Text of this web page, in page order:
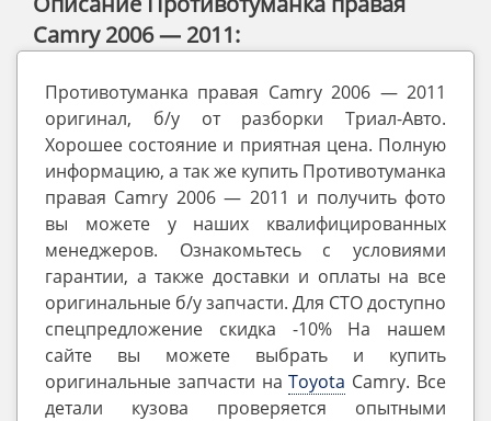
Camry 2006 — 2011:
Противотуманка правая Camry 2006 — 2011
оригинал, б/у от разборки Триал-Авто.
Хорошее состояние и приятная цена. Полную
информацию, а так же купить Противотуманка
правая Camry 2006 — 2011 и получить фото
вы можете у наших квалифицированных
менеджеров. Ознакомьтесь с условиями
гарантии, а также доставки и оплаты на все
оригинальные б/у запчасти. Для СТО доступно
спецпредложение скидка -10% На нашем
сайте вы можете выбрать и купить
оригинальные запчасти наToyota Camry. Все
детали кузова проверяется опытными